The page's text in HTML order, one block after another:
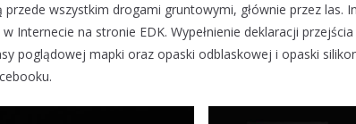
przede wszystkim drogami gruntowymi, głównie przez las.
Internecie na stronie EDK. Wypełnienie deklaracji
poglądowej mapki oraz opaski odblaskowej i opaski